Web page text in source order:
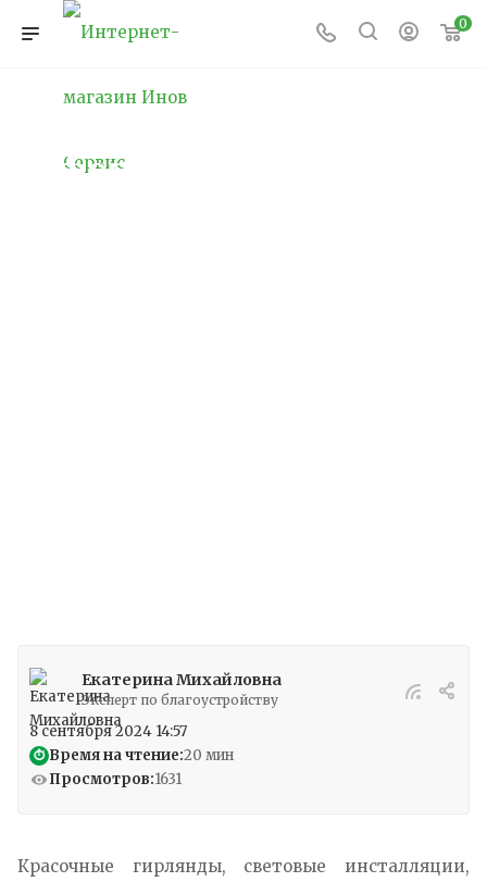
0
оформление
Екатерина Михайловна
Эксперт по благоустройству
8 сентября 2024 14:57
⏱ Время на чтение:20 мин
Просмотров:1631
Красочные гирлянды, световые инсталляции,